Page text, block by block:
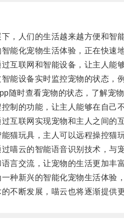
人们的生活越来越方便和智能
化宠物生活体验，正在快速地
联网和智能设备，让主人能够
设备实时监控宠物的状态，例
时查看宠物的状态，了解宠物
的功能，让主人能够在自己不
联网实现宠物和主人之间的互
玩具，主人可以远程操控猫玩
云的智能语音识别技术，与宠
交流，让宠物的生活更加丰富
新兴的智能化宠物生活体验，
断发展，喵云也将逐渐提供更